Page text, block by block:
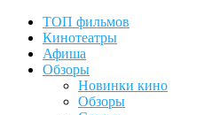
ТОП фильмов
Кинотеатры
Афиша
Обзоры
Новинки кино
Обзоры